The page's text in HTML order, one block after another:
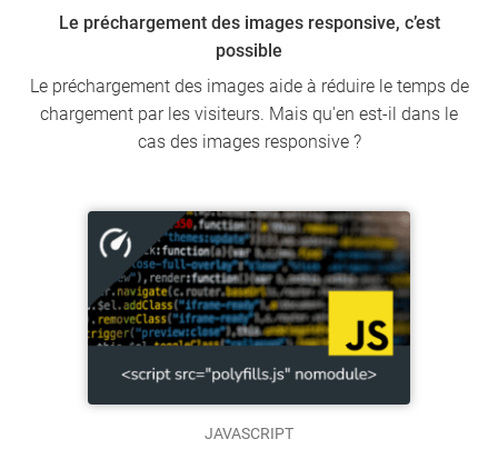
Le préchargement des images responsive, c’est
possible
Le préchargement des images aide à réduire le temps de
chargement par les visiteurs. Mais qu'en est-il dans le
cas des images responsive ?
JAVASCRIPT